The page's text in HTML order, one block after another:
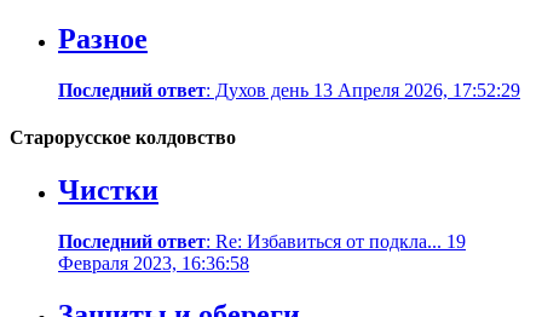
Разное
Последний ответ: Духов день 13 Апреля 2026, 17:52:29
Старорусское колдовство
Чистки
Последний ответ: Re: Избавиться от подкла... 19
Февраля 2023, 16:36:58